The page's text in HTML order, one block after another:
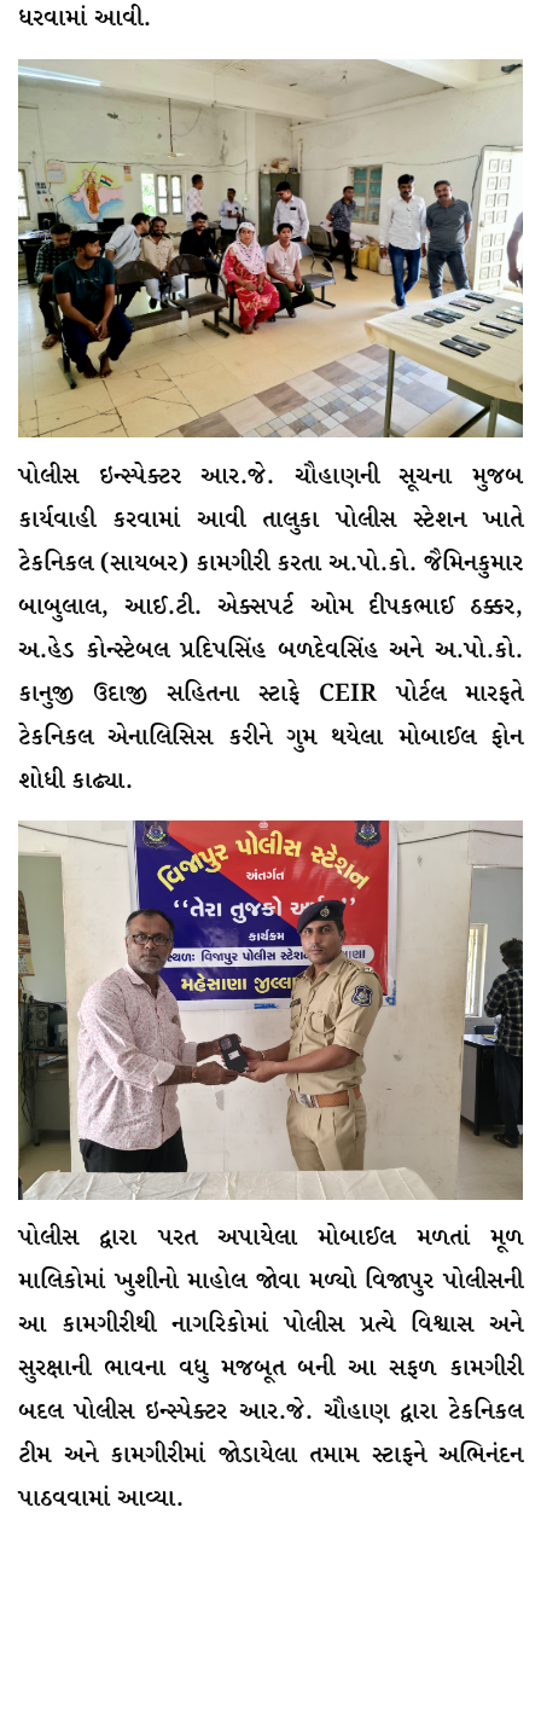
ધરવામાં આવી.
પોલીસ ઇન્સ્પેક્ટર આર.જે. ચૌહાણની સૂચના મુજબ
કાર્યવાહી કરવામાં આવી તાલુકા પોલીસ સ્ટેશન ખાતે
ટેકનિકલ (સાયબર) કામગીરી કરતા અ.પો.કો. જૈમિનકુમાર
બાબુલાલ, આઈ.ટી. એક્સપર્ટ ઓમ દીપકભાઈ ઠક્કર,
અ.હેડ કોન્સ્ટેબલ પ્રદિપસિંહ બળદેવસિંહ અને અ.પો.કો.
કાનુજી ઉદાજી સહિતના સ્ટાફે CEIR પોર્ટલ મારફતે
ટેકનિકલ એનાલિસિસ કરીને ગુમ થયેલા મોબાઈલ ફોન
શોધી કાઢ્યા.
પોલીસ દ્વારા પરત અપાયેલા મોબાઈલ મળતાં મૂળ
માલિકોમાં ખુશીનો માહોલ જોવા મળ્યો વિજાપુર પોલીસની
આ કામગીરીથી નાગરિકોમાં પોલીસ પ્રત્યે વિશ્વાસ અને
સુરક્ષાની ભાવના વધુ મજબૂત બની આ સફળ કામગીરી
બદલ પોલીસ ઇન્સ્પેક્ટર આર.જે. ચૌહાણ દ્વારા ટેકનિકલ
ટીમ અને કામગીરીમાં જોડાયેલા તમામ સ્ટાફને અભિનંદન
પાઠવવામાં આવ્યા.